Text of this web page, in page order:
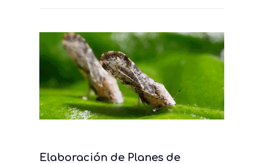
Elaboración de Planes de